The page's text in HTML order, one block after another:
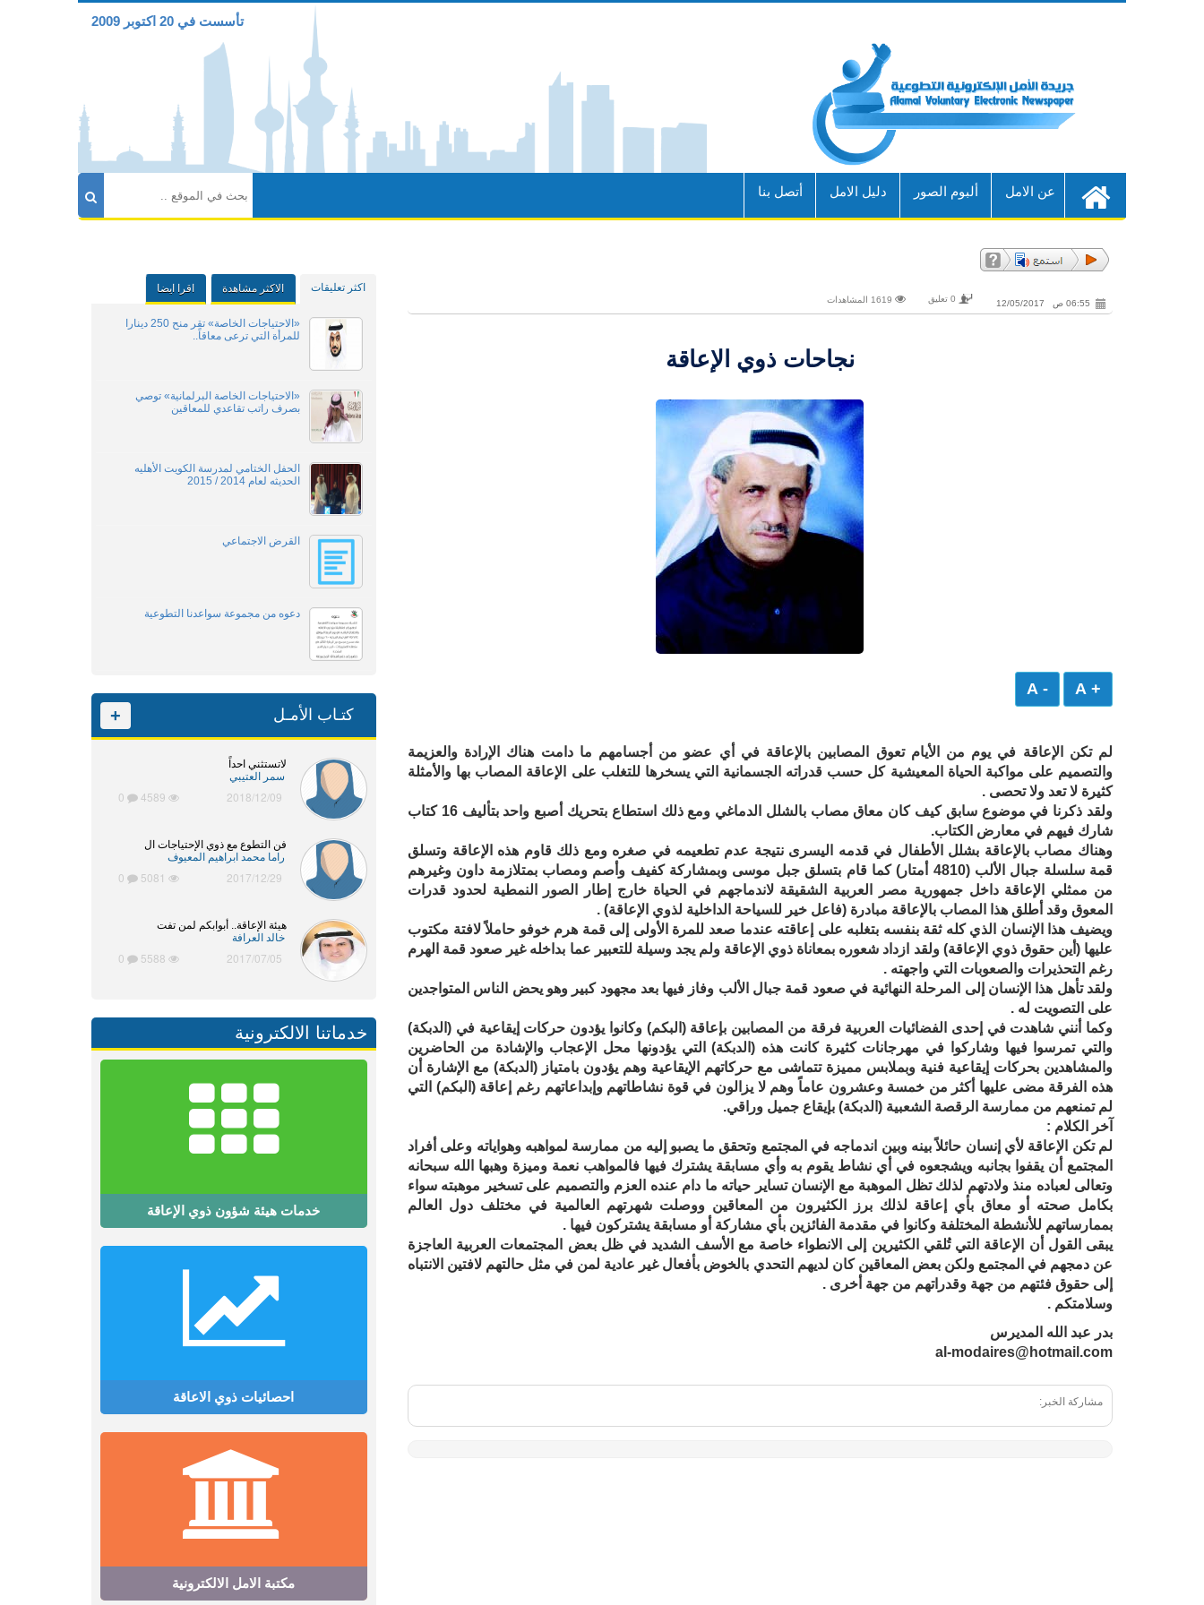
تأسست في 20 اكتوبر 2009
عن الامل ألبوم الصور دليل الامل أتصل بنا
06:55 ص 12/05/2017 0 تعليق
نجاحات ذوي الإعاقة
+ A
- A
لم تكن الإعاقة في يوم من الأيام تعوق المصابين بالإعاقة في أي عضو من أجسامهم ما دامت هناك الإرادة والعزيمة
والتصميم على مواكبة الحياة المعيشية كل حسب قدراته الجسمانية التي يسخرها للتغلب على الإعاقة المصاب بها والأمثلة
كثيرة لا تعد ولا تحصى .
ولقد ذكرنا في موضوع سابق كيف كان معاق مصاب بالشلل الدماغي ومع ذلك استطاع بتحريك أصبع واحد بتأليف 16 كتاب
شارك فيهم في معارض الكتاب.
وهناك مصاب بالإعاقة بشلل الأطفال في قدمه اليسرى نتيجة عدم تطعيمه في صغره ومع ذلك قاوم هذه الإعاقة وتسلق
قمة سلسلة جبال الألب (4810 أمتار) كما قام بتسلق جبل موسى وبمشاركة كفيف وأصم ومصاب بمتلازمة داون وغيرهم
من ممثلي الإعاقة داخل جمهورية مصر العربية الشقيقة لاندماجهم في الحياة خارج إطار الصور النمطية لحدود قدرات
المعوق وقد أطلق هذا المصاب بالإعاقة مبادرة (فاعل خير للسياحة الداخلية لذوي الإعاقة) .
ويضيف هذا الإنسان الذي كله ثقة بنفسه بتغلبه على إعاقته عندما صعد للمرة الأولى إلى قمة هرم خوفو حاملاً لافتة مكتوب
عليها (أين حقوق ذوي الإعاقة) ولقد ازداد شعوره بمعاناة ذوي الإعاقة ولم يجد وسيلة للتعبير عما بداخله غير صعود قمة الهرم
رغم التحذيرات والصعوبات التي واجهته .
ولقد تأهل هذا الإنسان إلى المرحلة النهائية في صعود قمة جبال الألب وفاز فيها بعد مجهود كبير وهو يحض الناس المتواجدين
على التصويت له .
وكما أنني شاهدت في إحدى الفضائيات العربية فرقة من المصابين بإعاقة (البكم) وكانوا يؤدون حركات إيقاعية في (الدبكة)
والتي تمرسوا فيها وشاركوا في مهرجانات كثيرة كانت هذه (الدبكة) التي يؤدونها محل الإعجاب والإشادة من الحاضرين
والمشاهدين بحركات إيقاعية فنية وبملابس مميزة تتماشى مع حركاتهم الإيقاعية وهم يؤدون بامتياز (الدبكة) مع الإشارة أن
هذه الفرقة مضى عليها أكثر من خمسة وعشرون عاماً وهم لا يزالون في قوة نشاطاتهم وإبداعاتهم رغم إعاقة (البكم) التي
لم تمنعهم من ممارسة الرقصة الشعبية (الدبكة) بإيقاع جميل وراقي.
آخر الكلام :
لم تكن الإعاقة لأي إنسان حائلاً بينه وبين اندماجه في المجتمع وتحقق ما يصبو إليه من ممارسة لمواهبه وهواياته وعلى أفراد
المجتمع أن يقفوا بجانبه ويشجعوه في أي نشاط يقوم به وأي مسابقة يشترك فيها فالمواهب نعمة وميزة وهبها الله سبحانه
وتعالى لعباده منذ ولادتهم لذلك تظل الموهبة مع الإنسان تساير حياته ما دام عنده العزم والتصميم على تسخير موهبته سواء
بكامل صحته أو معاق بأي إعاقة لذلك برز الكثيرون من المعاقين ووصلت شهرتهم العالمية في مختلف دول العالم
بممارساتهم للأنشطة المختلفة وكانوا في مقدمة الفائزين بأي مشاركة أو مسابقة يشتركون فيها .
يبقى القول أن الإعاقة التي تُلقي الكثيرين إلى الانطواء خاصة مع الأسف الشديد في ظل بعض المجتمعات العربية العاجزة
عن دمجهم في المجتمع ولكن بعض المعاقين كان لديهم التحدي بالخوض بأفعال غير عادية لمن في مثل حالتهم لافتين الانتباه
إلى حقوق فئتهم من جهة وقدراتهم من جهة أخرى .
وسلامتكم .
بدر عبد الله المديرس
al-modaires@hotmail.com
مشاركة الخبر:
اكثر تعليقات الاكثر مشاهدة اقرا ايضا
«الاحتياجات الخاصة» تقر منح 250 دينارا
للمرأة التي ترعى معاقاً..
«الاحتياجات الخاصة البرلمانية» توصي
بصرف راتب تقاعدي للمعاقين
الحفل الختامي لمدرسة الكويت الأهليه
الحديثه لعام 2014 / 2015
القرض الاجتماعي
دعوه من مجموعة سواعدنا التطوعية
كتـاب الأمـل +
لاتستثني احداً
سمر العتيبي
2018/12/09
فن التطوع مع ذوي الإحتياجات ال
راما محمد ابراهيم المعيوف
2017/12/29
هيئة الإعاقة.. أبوابكم لمن تفت
خالد العرافة
2017/07/05
خدماتنا الالكترونية
خدمات هيئة شؤون ذوي الإعاقة
احصائيات ذوي الاعاقة
مكتبة الامل الالكترونية